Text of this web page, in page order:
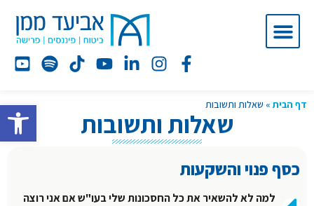
פתח דף הבית» שאלות ותשובות
שאלות ותשובות
כסף פנוי והשקעות
למה לא להשאיר את כל החסכונות שלי בעו"ש אם אני רוצה